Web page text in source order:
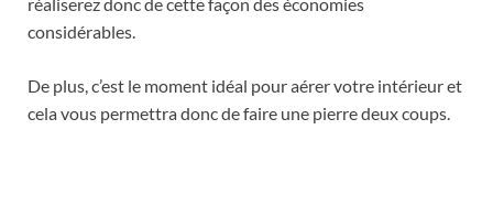
considérables.
De plus, c’est le moment idéal pour aérer votre intérieur et
cela vous permettra donc de faire une pierre deux coups.